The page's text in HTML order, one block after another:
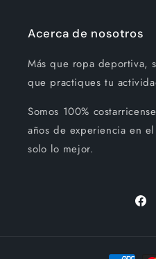
Acerca de nosotros
Más que ropa deportiva,
que practiques tu
Somos 100%
años de experiencia en
solo lo mejor.
Formas